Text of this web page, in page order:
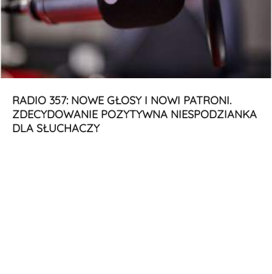
RADIO 357: NOWE GŁOSY I NOWI PATRONI.
ZDECYDOWANIE POZYTYWNA NIESPODZIANKA
DLA SŁUCHACZY